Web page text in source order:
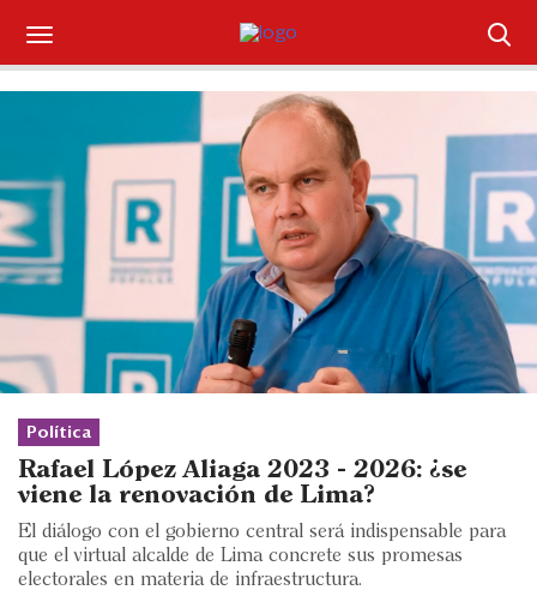
Suscríbase
Iniciar sesión
Portada
¿Qué está pasando?
Sectores y Empresas
Management
Economía y Finanzas
Legal y Política
Eventos
Política
Rafael López Aliaga 2023 - 2026: ¿se
viene la renovación de Lima?
El diálogo con el gobierno central será indispensable para
que el virtual alcalde de Lima concrete sus promesas
electorales en materia de infraestructura.